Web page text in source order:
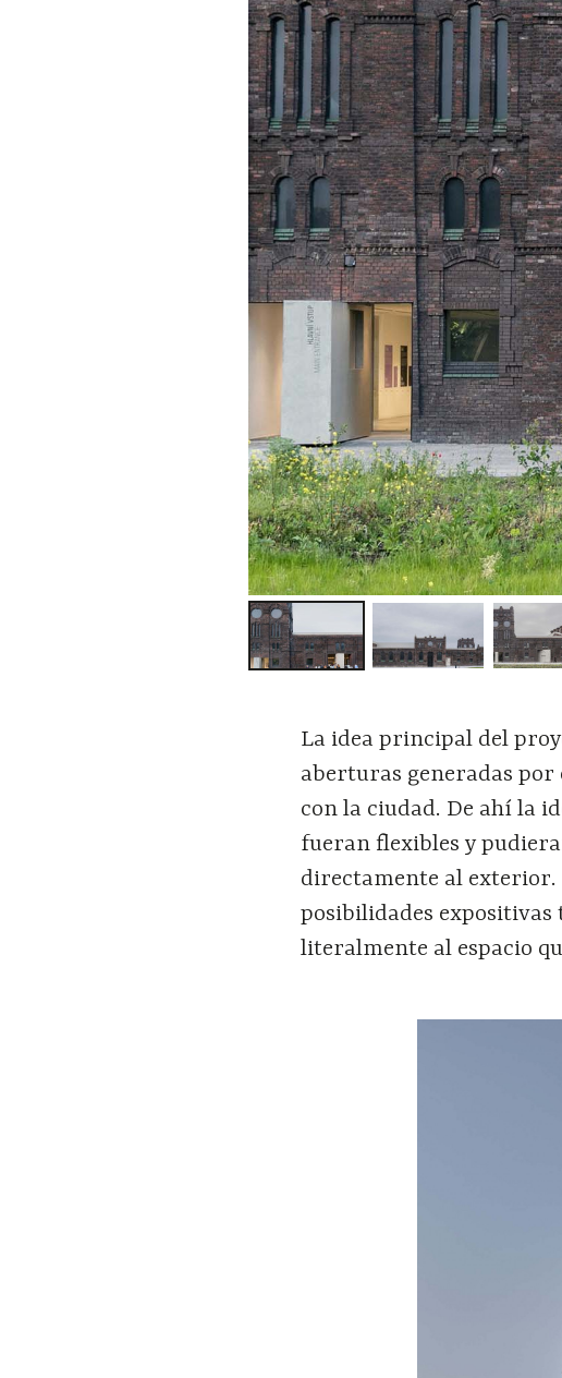
La idea principal del
aberturas generadas por
con la ciudad. De ahí la
fueran flexibles y
directamente al
posibilidades expositivas
literalmente al espacio